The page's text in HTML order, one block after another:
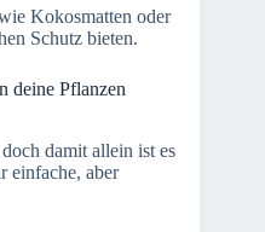
Kokosmatten oder
Schutz bieten.
deine Pflanzen
damit allein ist es
einfache, aber